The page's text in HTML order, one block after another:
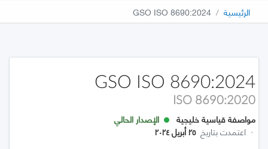
الرئيسية GSO ISO 8690:2024
GSO ISO 8690:2024
ISO 8690:2020
مواصفة قياسية خليجية
الإصدار الحالي
· اعتمدت بتاريخ ٢٥ أبريل ٢٠٢٤